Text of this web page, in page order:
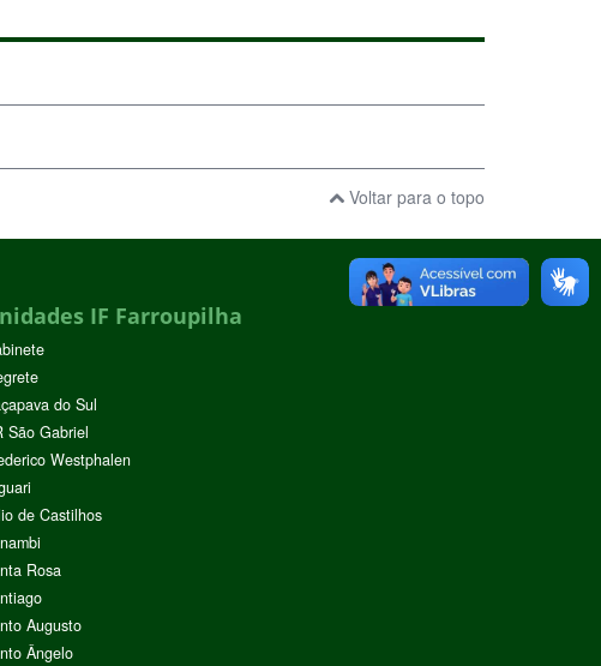
Voltar para o topo
IF Farroupilha
do Sul
São Gabriel
Westphalen
de Castilhos
Rosa
Augusto
Ângelo